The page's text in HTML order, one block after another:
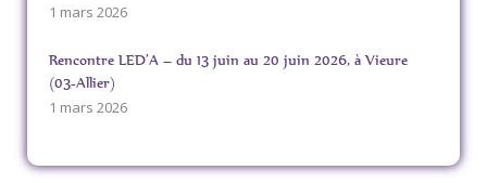
1 mars 2026
Rencontre LED’A – du 13 juin au 20 juin 2026, à Vieure
(03-Allier)
1 mars 2026